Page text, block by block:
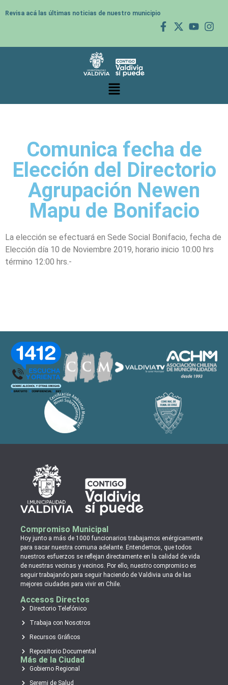
Revisa acá las últimas noticias de nuestro municipio
Comunica fecha de
Elección del Directorio
Agrupación Newen
Mapu de Bonifacio
La elección se efectuará en Sede Social Bonifacio, fecha de
Elección día 10 de Noviembre 2019, horario inicio 10:00 hrs
término 12:00 hrs.-
Compromiso Municipal
Hoy junto a más de 1000 funcionarios trabajamos enérgicamente
para sacar nuestra comuna adelante. Entendemos, que todos
nuestros esfuerzos se reflejan directamente en la calidad de vida
de nuestras vecinas y vecinos. Por ello, nuestro compromiso es
seguir trabajando para seguir haciendo de Valdivia una de las
mejores ciudades para vivir en Chile.
Accesos Directos
Directorio Telefónico
Trabaja con Nosotros
Recursos Gráficos
Repositorio Documental
Más de la Ciudad
Gobierno Regional
Seremi de Salud